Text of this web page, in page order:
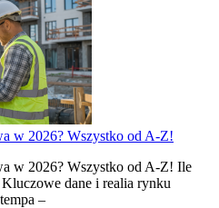
w 2026? Wszystko od A-Z!
w 2026? Wszystko od A-Z! Ile
dane i realia rynku
–